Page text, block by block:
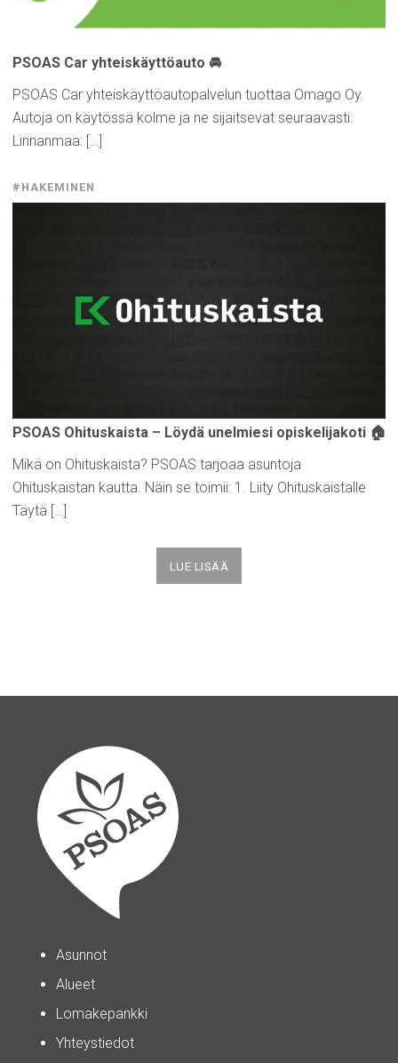
PSOAS Car yhteiskäyttöauto 🚘
PSOAS Car yhteiskäyttöautopalvelun tuottaa Omago Oy.
Autoja on käytössä kolme ja ne sijaitsevat seuraavasti:
Linnanmaa: […]
#HAKEMINEN
PSOAS Ohituskaista – Löydä unelmiesi opiskelijakoti 🏠
Mikä on Ohituskaista? PSOAS tarjoaa asuntoja
Ohituskaistan kautta. Näin se toimii: 1. Liity Ohituskaistalle
Täytä […]
LUE LISÄÄ
Asunnot
Alueet
Lomakepankki
Yhteystiedot